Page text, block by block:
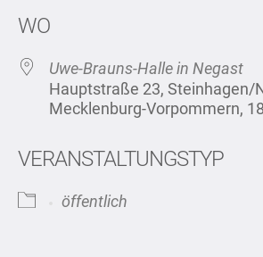
WO
Uwe-Brauns-Halle in Negast
Hauptstraße 23, Steinhagen/
Mecklenburg-Vorpommern,
VERANSTALTUNGSTYP
öffentlich